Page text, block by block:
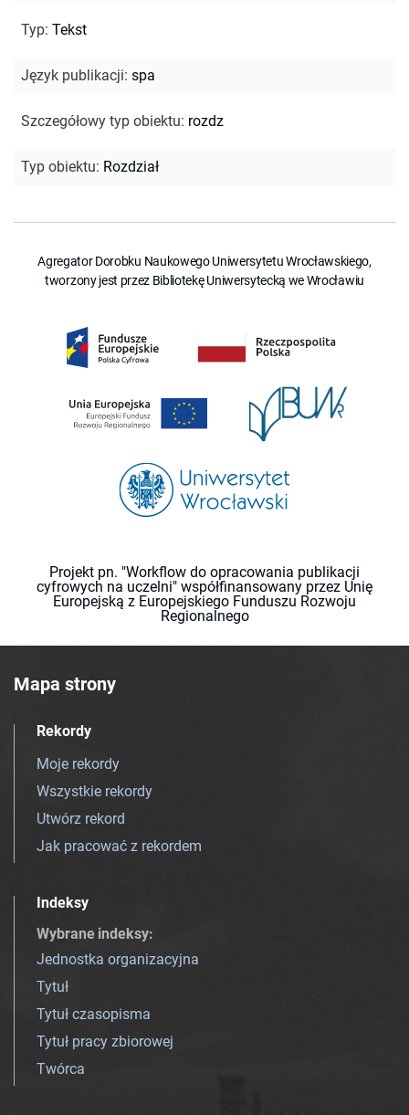
Typ: Tekst
Język publikacji: spa
Szczegółowy typ obiektu: rozdz
Typ obiektu: Rozdział
Agregator Dorobku Naukowego Uniwersytetu Wrocławskiego,
tworzony jest przez Bibliotekę Uniwersytecką we Wrocławiu
Projekt pn. "Workflow do opracowania publikacji
cyfrowych na uczelni" współfinansowany przez Unię
Europejską z Europejskiego Funduszu Rozwoju
Regionalnego
Mapa strony
Rekordy
Moje rekordy
Wszystkie rekordy
Utwórz rekord
Jak pracować z rekordem
Indeksy
Wybrane indeksy:
Jednostka organizacyjna
Tytuł
Tytuł czasopisma
Tytuł pracy zbiorowej
Twórca